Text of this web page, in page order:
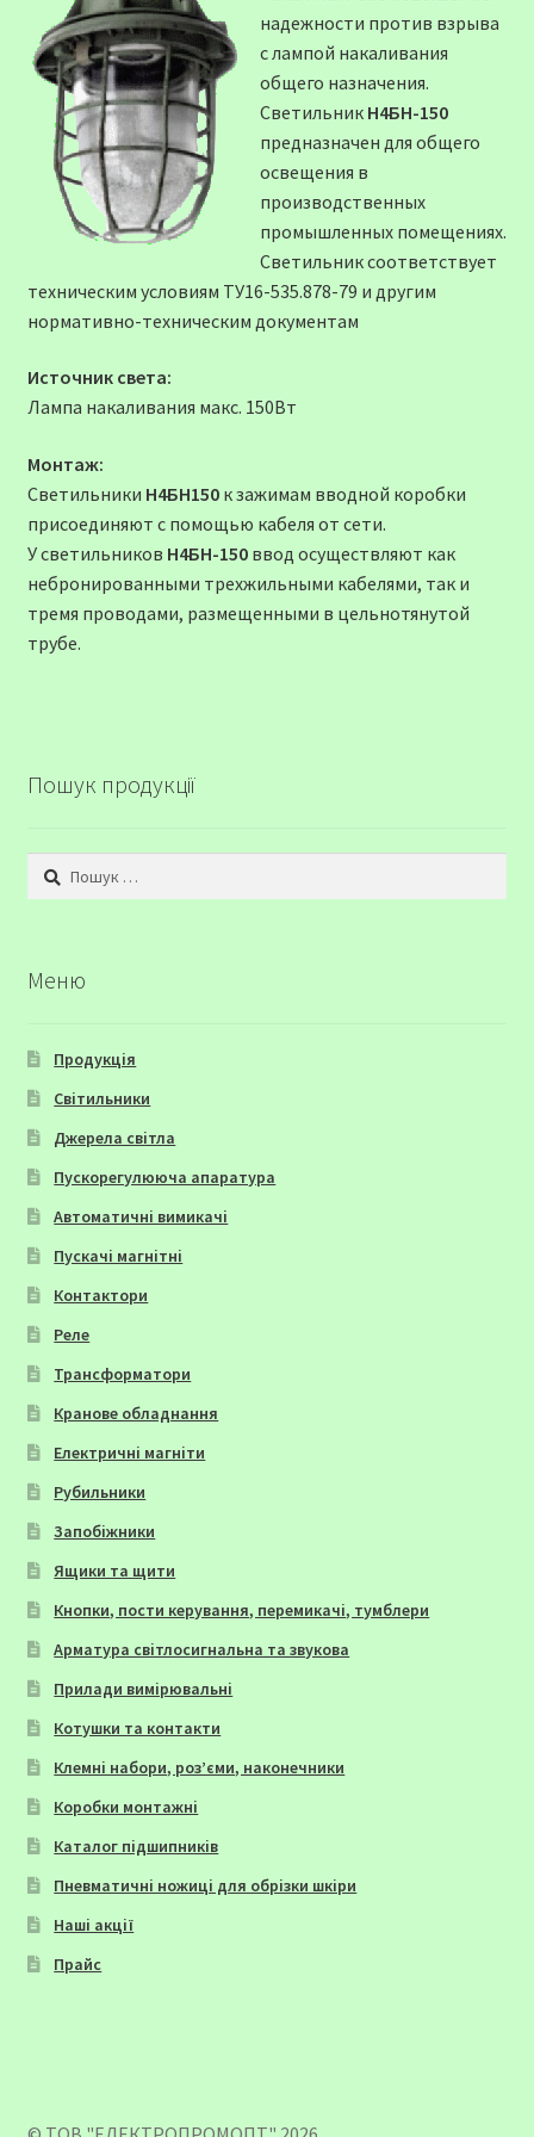
надежности против взрыва
с лампой накаливания
общего назначения.
Светильник Н4БН-150
предназначен для общего
освещения в
производственных
промышленных помещениях.
Светильник соответствует
техническим условиям ТУ16-535.878-79 и другим
нормативно-техническим документам
Источник света:
Лампа накаливания макс. 150Вт
Монтаж:
Светильники Н4БН150к зажимам вводной коробки
присоединяют с помощью кабеля от сети.
У светильников Н4БН-150ввод осуществляют как
небронированными трехжильными кабелями, так и
тремя проводами, размещенными в цельнотянутой
трубе.
Пошук продукції
Пошук:
Меню
Продукція
Світильники
Джерела світла
Пускорегулююча апаратура
Автоматичні вимикачі
Пускачі магнітні
Контактори
Реле
Трансформатори
Кранове обладнання
Електричні магніти
Рубильники
Запобіжники
Ящики та щити
Кнопки, пости керування, перемикачі, тумблери
Арматура світлосигнальна та звукова
Прилади вимірювальні
Котушки та контакти
Клемні набори, роз’єми, наконечники
Коробки монтажні
Каталог підшипників
Пневматичні ножиці для обрізки шкіри
Наші акції
Прайс